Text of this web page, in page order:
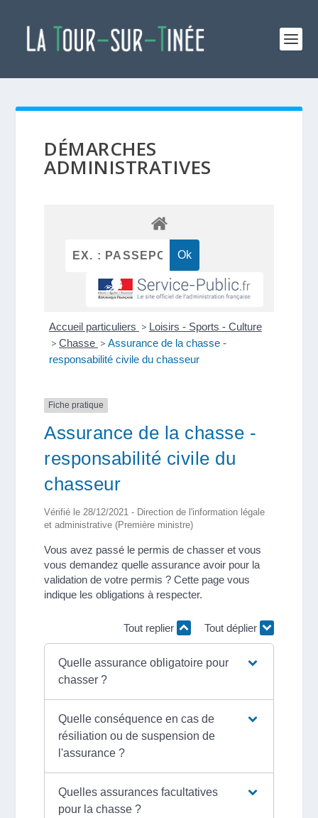
DÉMARCHES
ADMINISTRATIVES
Accueil particuliers > Loisirs - Sports - Culture
> Chasse > Assurance de la chasse -
responsabilité civile du chasseur
Fiche pratique
Assurance de la chasse -
responsabilité civile du
chasseur
Vérifié le 28/12/2021 - Direction de l'information légale
et administrative (Première ministre)
Vous avez passé le permis de chasser et vous
vous demandez quelle assurance avoir pour la
validation de votre permis ? Cette page vous
indique les obligations à respecter.
Tout replier Tout déplier
Quelle assurance obligatoire pour
chasser ?
Quelle conséquence en cas de
résiliation ou de suspension de
l'assurance ?
Quelles assurances facultatives
pour la chasse ?